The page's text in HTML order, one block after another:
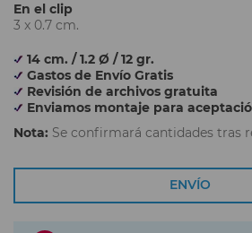
En el clip
3 x 0.7 cm.
14 cm. / 1.2 Ø / 12 gr.
Gastos de Envío Gratis
Revisión de archivos gratuita
Enviamos montaje para
Nota: Se confirmará cantidades tras
ENVÍO